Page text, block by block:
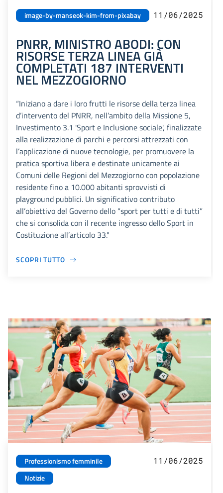
image-by-manseok-kim-from-pixabay 11/06/2025
PNRR, MINISTRO ABODI: CON
RISORSE TERZA LINEA GIÀ
COMPLETATI 187 INTERVENTI
NEL MEZZOGIORNO
“Iniziano a dare i loro frutti le risorse della terza linea
d’intervento del PNRR, nell’ambito della Missione 5,
Investimento 3.1 'Sport e Inclusione sociale', finalizzate
alla realizzazione di parchi e percorsi attrezzati con
l’applicazione di nuove tecnologie, per promuovere la
pratica sportiva libera e destinate unicamente ai
Comuni delle Regioni del Mezzogiorno con popolazione
residente fino a 10.000 abitanti sprovvisti di
playground pubblici. Un significativo contributo
all’obiettivo del Governo dello “sport per tutti e di tutti”
che si consolida con il recente ingresso dello Sport in
Costituzione all’articolo 33."
SCOPRI TUTTO
Professionismo femminile
Notizie
11/06/2025